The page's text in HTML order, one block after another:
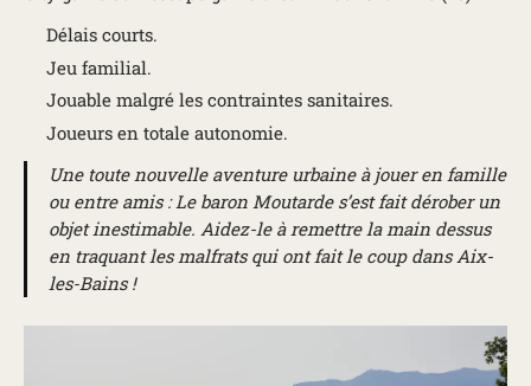
Délais courts.
Jeu familial.
Jouable malgré les contraintes sanitaires.
Joueurs en totale autonomie.
Une toute nouvelle aventure urbaine à jouer en famille
ou entre amis : Le baron Moutarde s’est fait dérober un
objet inestimable. Aidez-le à remettre la main dessus
en traquant les malfrats qui ont fait le coup dans Aix-
les-Bains !